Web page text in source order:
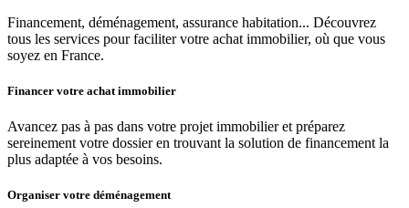
Financement, déménagement, assurance habitation... Découvrez
tous les services pour faciliter votre achat immobilier, où que vous
soyez en France.
Financer votre achat immobilier
Avancez pas à pas dans votre projet immobilier et préparez
sereinement votre dossier en trouvant la solution de financement la
plus adaptée à vos besoins.
Organiser votre déménagement